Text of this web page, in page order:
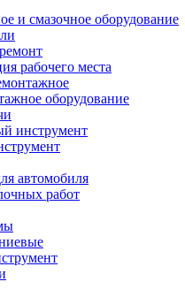
и смазочное оборудование
рабочего места
оборудование
инструмент
автомобиля
работ